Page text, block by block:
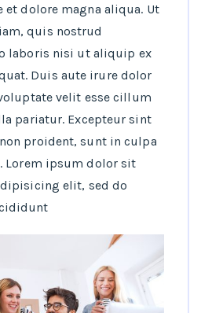
dolore magna aliqua. Ut
quis nostrud
laboris nisi ut aliquip ex
Duis aute irure dolor
velit esse cillum
pariatur. Excepteur sint
proident, sunt in culpa
Lorem ipsum dolor sit
elit, sed do